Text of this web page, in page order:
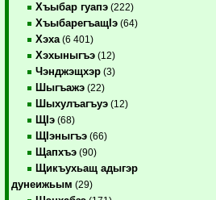
Хъыбар гуапэ (222)
ХъыбарегъащIэ (64)
Хэха (6 401)
Хэхыныгъэ (12)
Чэнджэщхэр (3)
Шыгъажэ (22)
Шыхулъагъуэ (12)
ЩIэ (68)
ЩIэныгъэ (66)
Щапхъэ (90)
Щикъухьащ адыгэр
дунеижьым (29)